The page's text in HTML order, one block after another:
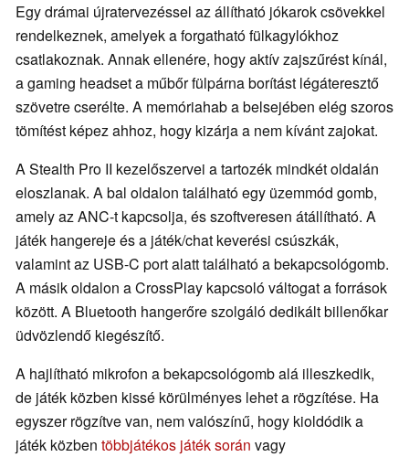
Egy drámai újratervezéssel az állítható jókarok csövekkel
rendelkeznek, amelyek a forgatható fülkagylókhoz
csatlakoznak. Annak ellenére, hogy aktív zajszűrést kínál,
a gaming headset a műbőr fülpárna borítást légáteresztő
szövetre cserélte. A memóriahab a belsejében elég szoros
tömítést képez ahhoz, hogy kizárja a nem kívánt zajokat.
A Stealth Pro II kezelőszervei a tartozék mindkét oldalán
eloszlanak. A bal oldalon található egy üzemmód gomb,
amely az ANC-t kapcsolja, és szoftveresen átállítható. A
játék hangereje és a játék/chat keverési csúszkák,
valamint az USB-C port alatt található a bekapcsológomb.
A másik oldalon a CrossPlay kapcsoló váltogat a források
között. A Bluetooth hangerőre szolgáló dedikált billenőkar
üdvözlendő kiegészítő.
A hajlítható mikrofon a bekapcsológomb alá illeszkedik,
de játék közben kissé körülményes lehet a rögzítése. Ha
egyszer rögzítve van, nem valószínű, hogy kioldódik a
játék közben többjátékos játék során vagy